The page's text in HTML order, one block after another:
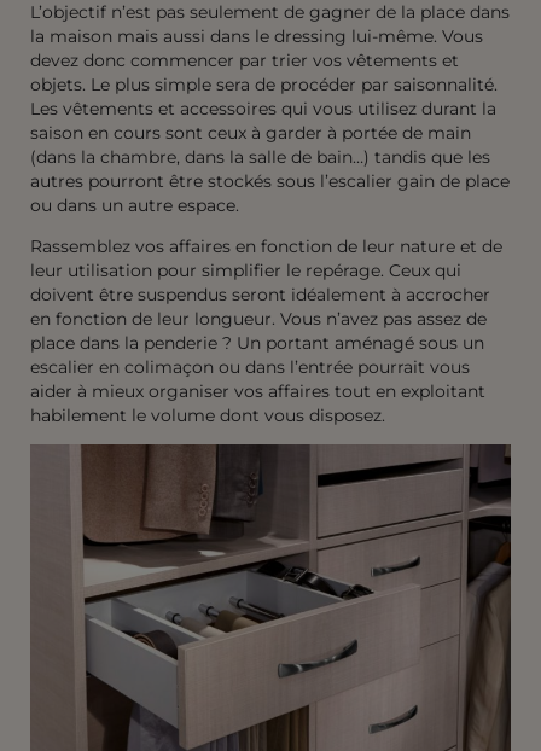
L’objectif n’est pas seulement de gagner de la place dans
la maison mais aussi dans le dressing lui-même. Vous
devez donc commencer par trier vos vêtements et
objets. Le plus simple sera de procéder par saisonnalité.
Les vêtements et accessoires qui vous utilisez durant la
saison en cours sont ceux à garder à portée de main
(dans la chambre, dans la salle de bain…) tandis que les
autres pourront être stockés sous l’escalier gain de place
ou dans un autre espace.
Rassemblez vos affaires en fonction de leur nature et de
leur utilisation pour simplifier le repérage. Ceux qui
doivent être suspendus seront idéalement à accrocher
en fonction de leur longueur. Vous n’avez pas assez de
place dans la penderie ? Un portant aménagé sous un
escalier en colimaçon ou dans l’entrée pourrait vous
aider à mieux organiser vos affaires tout en exploitant
habilement le volume dont vous disposez.